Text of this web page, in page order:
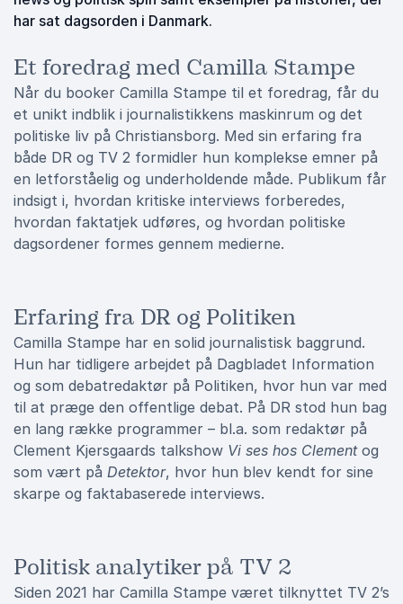
har sat dagsorden i Danmark.
Et foredrag med Camilla Stampe
Når du booker Camilla Stampe til et foredrag, får du
et unikt indblik i journalistikkens maskinrum og det
politiske liv på Christiansborg. Med sin erfaring fra
både DR og TV 2 formidler hun komplekse emner på
en letforståelig og underholdende måde. Publikum får
indsigt i, hvordan kritiske interviews forberedes,
hvordan faktatjek udføres, og hvordan politiske
dagsordener formes gennem medierne.
Erfaring fra DR og Politiken
Camilla Stampe har en solid journalistisk baggrund.
Hun har tidligere arbejdet på Dagbladet Information
og som debatredaktør på Politiken, hvor hun var med
til at præge den offentlige debat. På DR stod hun bag
en lang række programmer – bl.a. som redaktør på
Clement Kjersgaards talkshow Vi ses hos Clementog
som vært på Detektor, hvor hun blev kendt for sine
skarpe og faktabaserede interviews.
Politisk analytiker på TV 2
Siden 2021 har Camilla Stampe været tilknyttet TV 2’s